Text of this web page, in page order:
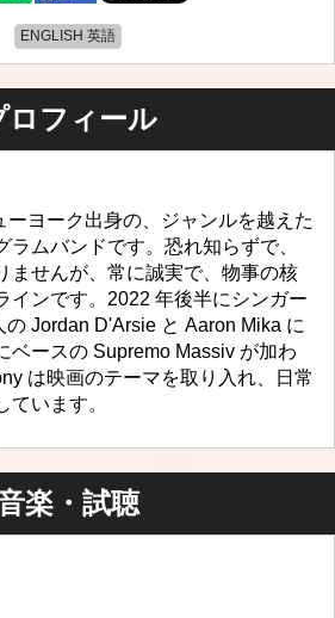
ENGLISH 英語
ロフィール
ーヨーク出身の、ジャンルを越えた
ラムバンドです。恐れ知らずで、
ませんが、常に誠実で、物事の核
インです。2022 年後半にシンガー
の Jordan D'Arsie と Aaron Mika に
ベースの Supremo Massiv が加わ
は映画のテーマを取り入れ、日常
ています。
楽・試聴